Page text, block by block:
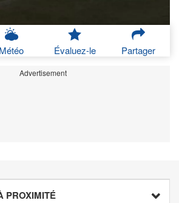
Météo Évaluez-le Partager
Advertisement
PROXIMITÉ